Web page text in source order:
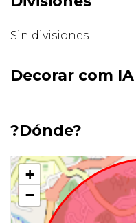
Sin divisiones
Decorar com IA
?Dónde?
+
−